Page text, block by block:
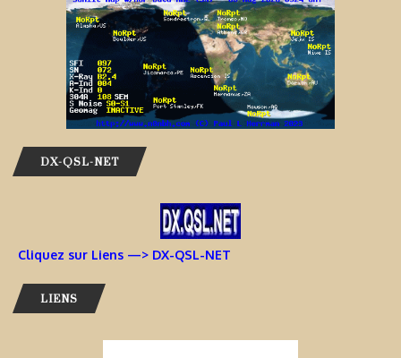
DX-QSL-NET
Cliquez sur Liens —> DX-QSL-NET
LIENS